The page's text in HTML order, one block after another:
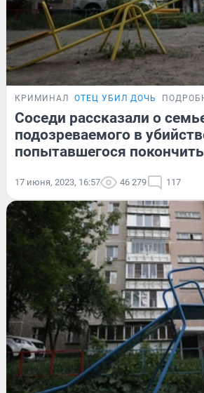
КРИМИНАЛ ОТЕЦ УБИЛ ДОЧЬ
Соседи рассказали о
подозреваемого в
попытавшегося
17 июня, 2023, 16:57 46 279 117